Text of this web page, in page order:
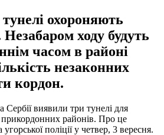
охороняють
Незабаром ходу будуть
часом в районі
незаконних
кордон.
виявили три тунелі для
районів. Про це
поліції у четвер, 3 вересня.